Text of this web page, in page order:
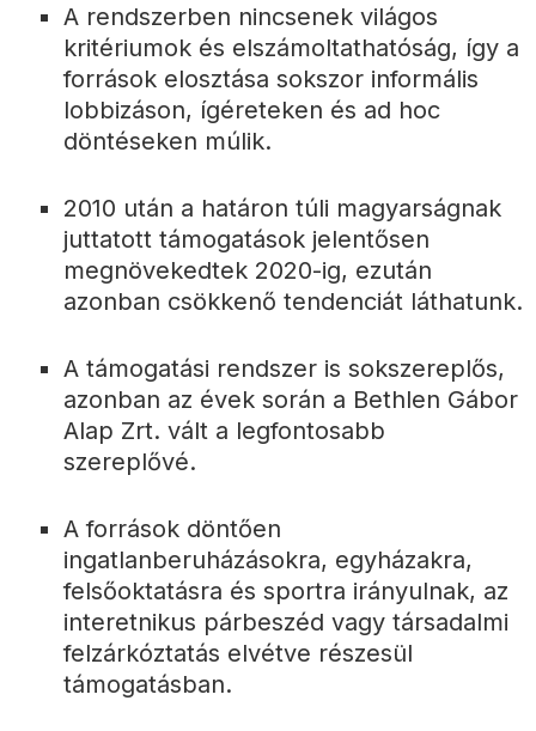
A rendszerben nincsenek világos
kritériumok és elszámoltathatóság, így a
források elosztása sokszor informális
lobbizáson, ígéreteken és ad hoc
döntéseken múlik.
2010 után a határon túli magyarságnak
juttatott támogatások jelentősen
megnövekedtek 2020-ig, ezután
azonban csökkenő tendenciát láthatunk.
A támogatási rendszer is sokszereplős,
azonban az évek során a Bethlen Gábor
Alap Zrt. vált a legfontosabb
szereplővé.
A források döntően
ingatlanberuházásokra, egyházakra,
felsőoktatásra és sportra irányulnak, az
interetnikus párbeszéd vagy társadalmi
felzárkóztatás elvétve részesül
támogatásban.